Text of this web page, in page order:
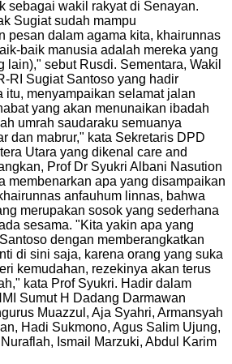
sebagai wakil rakyat di Senayan.
Sugiat sudah mampu
pesan dalam agama kita, khairunnas
baik manusia adalah mereka yang
lain)," sebut Rusdi. Sementara, Wakil
RI Sugiat Santoso yang hadir
itu, menyampaikan selamat jalan
yang akan menunaikan ibadah
umrah saudaraku semuanya
dan mabrur," kata Sekretaris DPD
Utara yang dikenal care and
Prof Dr Syukri Albani Nasution
membenarkan apa yang disampaikan
anfauhum linnas, bahwa
merupakan sosok yang sederhana
sesama. "Kita yakin apa yang
dengan memberangkatkan
di sini saja, karena orang yang suka
kemudahan, rezekinya akan terus
kata Prof Syukri. Hadir dalam
Sumut H Dadang Darmawan
Muazzul, Aja Syahri, Armansyah
Hadi Sukmono, Agus Salim Ujung,
Ismail Marzuki, Abdul Karim